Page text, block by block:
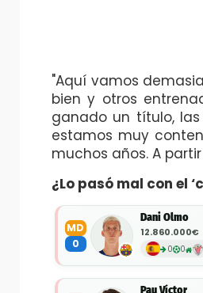
"Aquí vamos
bien y otros
ganado un título,
estamos muy
muchos años. A
¿Lo pasó mal con el
MD
0
Dani Olmo
12.860.000€
0 0
Pau Víctor